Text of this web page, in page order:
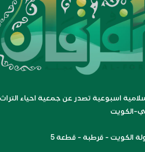
اسبوعية تصدر عن جمعية احياء التراث
الكويت
الكويت - قرطبة - قطعة 5